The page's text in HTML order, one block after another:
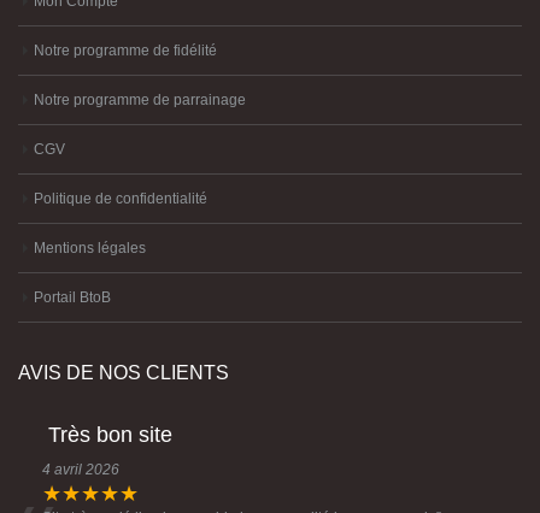
Notre programme de fidélité
Notre programme de parrainage
CGV
Politique de confidentialité
Mentions légales
Portail BtoB
AVIS DE NOS CLIENTS
Très bon site
4 avril 2026
★★★★★